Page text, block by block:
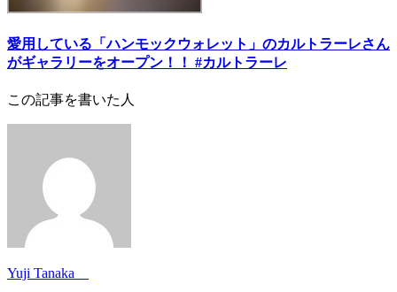
愛用している「ハンモックウォレット」のカルトラーレさん
がギャラリーをオープン！！ #カルトラーレ
この記事を書いた人
Yuji Tanaka